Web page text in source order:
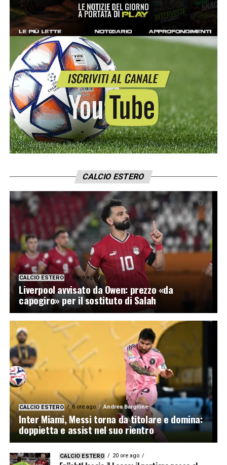
CALCIO ESTERO
CALCIO ESTERO 5 ore ago
Liverpool avvisato da Owen: prezzo «da
capogiro» per il sostituto di Salah
CALCIO ESTERO 6 ore ago Andrea Bargione
Inter Miami, Messi torna da titolare e domina:
doppietta e assist nel suo rientro
CALCIO ESTERO 20 ore ago